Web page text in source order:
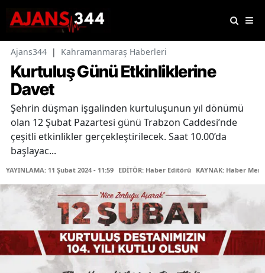
Ajans344 | Kahramanmaraş Haberleri
Kurtuluş Günü Etkinliklerine
Davet
Şehrin düşman işgalinden kurtuluşunun yıl dönümü
olan 12 Şubat Pazartesi günü Trabzon Caddesi’nde
çeşitli etkinlikler gerçekleştirilecek. Saat 10.00’da
başlayac...
YAYINLAMA: 11 Şubat 2024 - 11:59 EDİTÖR: Haber Editörü KAYNAK: Haber